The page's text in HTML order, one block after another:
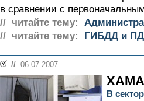
в сравнении с
// читайте тему:
// читайте тему:
ГИБДД и
// 06.07.2007
В